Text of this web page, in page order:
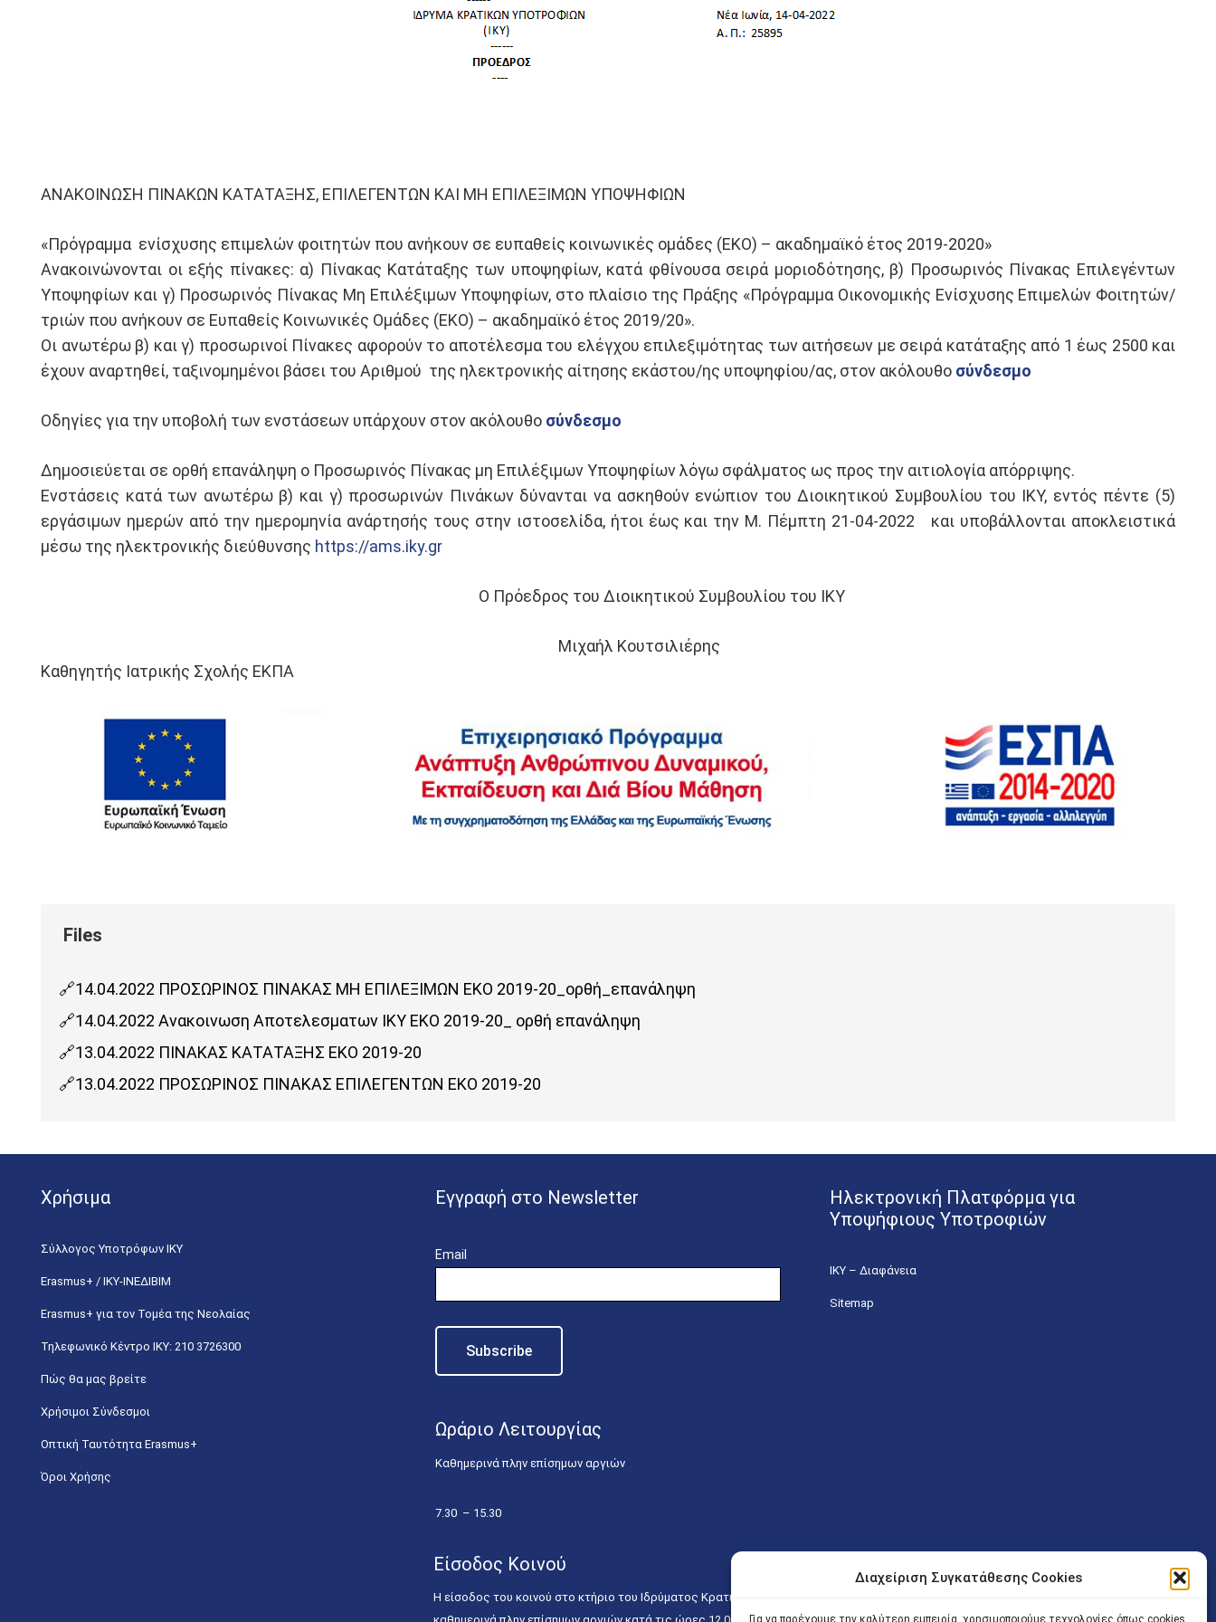
Διαχείριση Συγκατάθεσης Cookies
Για να παρέχουμε την καλύτερη εμπειρία, χρησιμοποιούμε τεχνολογίες όπως cookies
ΑΝΑΚΟΙΝΩΣΗ ΠΙΝΑΚΩΝ ΚΑΤΑΤΑΞΗΣ, ΕΠΙΛΕΓΕΝΤΩΝ ΚΑΙ ΜΗ ΕΠΙΛΕΞΙΜΩΝ ΥΠΟΨΗΦΙΩΝ
«Πρόγραμμα ενίσχυσης επιμελών φοιτητών που ανήκουν σε ευπαθείς κοινωνικές ομάδες (EKO) – ακαδημαϊκό έτος 2019-2020»
Ανακοινώνονται οι εξής πίνακες: α) Πίνακας Κατάταξης των υποψηφίων, κατά φθίνουσα σειρά μοριοδότησης, β) Προσωρινός Πίνακας Επιλεγέντων
Υποψηφίων και γ) Προσωρινός Πίνακας Μη Επιλέξιμων Υποψηφίων, στο πλαίσιο της Πράξης «Πρόγραμμα Οικονομικής Ενίσχυσης Επιμελών Φοιτητών/
τριών που ανήκουν σε Ευπαθείς Κοινωνικές Ομάδες (ΕΚΟ) – ακαδημαϊκό έτος 2019/20».
Οι ανωτέρω β) και γ) προσωρινοί Πίνακες αφορούν το αποτέλεσμα του ελέγχου επιλεξιμότητας των αιτήσεων με σειρά κατάταξης από 1 έως 2500 και
έχουν αναρτηθεί, ταξινομημένοι βάσει του Αριθμού της ηλεκτρονικής αίτησης εκάστου/ης υποψηφίου/ας, στον ακόλουθο σύνδεσμο
Οδηγίες για την υποβολή των ενστάσεων υπάρχουν στον ακόλουθο σύνδεσμο
Δημοσιεύεται σε ορθή επανάληψη ο Προσωρινός Πίνακας μη Επιλέξιμων Υποψηφίων λόγω σφάλματος ως προς την αιτιολογία απόρριψης.
Ενστάσεις κατά των ανωτέρω β) και γ) προσωρινών Πινάκων δύνανται να ασκηθούν ενώπιον του Διοικητικού Συμβουλίου του ΙΚΥ, εντός πέντε (5)
εργάσιμων ημερών από την ημερομηνία ανάρτησής τους στην ιστοσελίδα, ήτοι έως και την Μ. Πέμπτη 21-04-2022 και υποβάλλονται αποκλειστικά
μέσω της ηλεκτρονικής διεύθυνσης https://ams.iky.gr
Ο Πρόεδρος του Διοικητικού Συμβουλίου του ΙΚΥ
Μιχαήλ Κουτσιλιέρης
Καθηγητής Ιατρικής Σχολής ΕΚΠΑ
14.04.2022 ΠΡΟΣΩΡΙΝΟΣ ΠΙΝΑΚΑΣ MΗ ΕΠΙΛΕΞΙΜΩΝ ΕΚΟ 2019-20_ορθή_επανάληψη
14.04.2022 Ανακοινωση Αποτελεσματων ΙΚΥ ΕΚΟ 2019-20_ ορθή επανάληψη
13.04.2022 ΠΙΝΑΚΑΣ ΚΑΤΑΤΑΞΗΣ ΕΚΟ 2019-20
13.04.2022 ΠΡΟΣΩΡΙΝΟΣ ΠΙΝΑΚΑΣ ΕΠΙΛΕΓΕΝΤΩΝ ΕΚΟ 2019-20
Χρήσιμα
Σύλλογος Υποτρόφων ΙΚΥ
Erasmus+ / ΙΚΥ-ΙΝΕΔΙΒΙΜ
Erasmus+ για τον Τομέα της Νεολαίας
Τηλεφωνικό Κέντρο IKY: 210 3726300
Πώς θα μας βρείτε
Χρήσιμοι Σύνδεσμοι
Οπτική Ταυτότητα Erasmus+
Όροι Χρήσης
Εγγραφή στο Newsletter
Email
Ωράριο Λειτουργίας
Καθημερινά πλην επίσημων αργιών
7.30 – 15.30
Ηλεκτρονική Πλατφόρμα για
Υποψήφιους Υποτροφιών
ΙΚΥ – Διαφάνεια
Sitemap
Είσοδος Κοινού
Η είσοδος του κοινού στο κτήριο του Ιδρύματος Κρατικών Υποτροφιών (Λ. Εθνικής Αντιστάσεως 41 T.K.14234 Νέα Ιωνία), επιτρέπεται